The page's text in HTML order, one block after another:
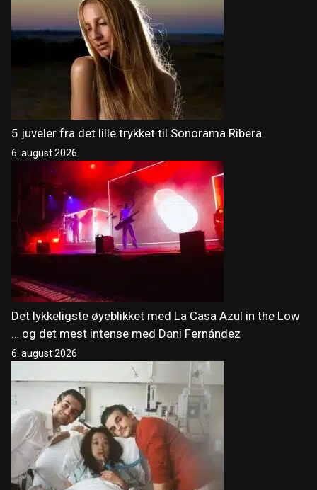
5 juveler fra det lille trykket til Sonorama Ribera
6. august 2026
Det lykkeligste øyeblikket med La Casa Azul in the Low
… og det mest intense med Dani Fernández
6. august 2026